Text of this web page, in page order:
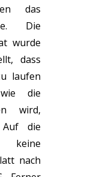
das
Die
wurde
dass
laufen
die
wird,
Auf die
nach